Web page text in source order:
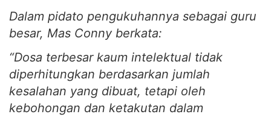
Dalam pidato pengukuhannya sebagai guru
besar, Mas Conny berkata:
“Dosa terbesar kaum intelektual tidak
diperhitungkan berdasarkan jumlah
kesalahan yang dibuat, tetapi oleh
kebohongan dan ketakutan dalam